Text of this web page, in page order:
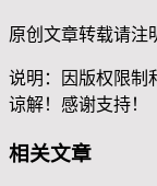
原创文章转载请注
说明：因版权限制
谅解！感谢支持！
相关文章